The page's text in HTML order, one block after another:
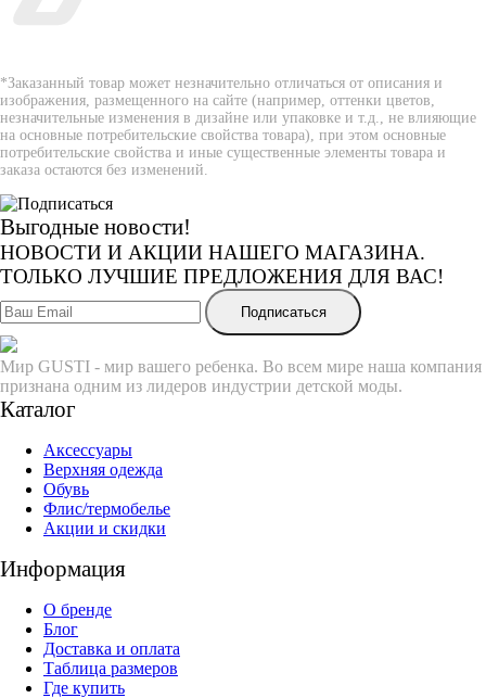
*Заказанный товар может незначительно отличаться от описания и
изображения, размещенного на сайте (например, оттенки цветов,
незначительные изменения в дизайне или упаковке и т.д., не влияющие
на основные потребительские свойства товара), при этом основные
потребительские свойства и иные существенные элементы товара и
заказа остаются без изменений.
Выгодные новости!
НОВОСТИ И АКЦИИ НАШЕГО МАГАЗИНА.
ТОЛЬКО ЛУЧШИЕ ПРЕДЛОЖЕНИЯ ДЛЯ ВАС!
Подписаться
Мир GUSTI - мир вашего ребенка. Во всем мире наша компания
признана одним из лидеров индустрии детской моды.
Каталог
Аксессуары
Верхняя одежда
Обувь
Флис/термобелье
Акции и скидки
Информация
О бренде
Блог
Доставка и оплата
Таблица размеров
Где купить